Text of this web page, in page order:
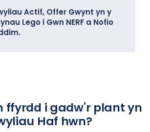
Actif, Offer Gwynt yn y
Lego i Gwn NERF a Nofio
ffyrdd i gadw'r plant yn
Haf hwn?